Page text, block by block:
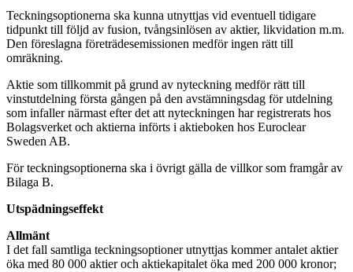
Teckningsoptionerna ska kunna utnyttjas vid eventuell tidigare
tidpunkt till följd av fusion, tvångsinlösen av aktier, likvidation m.m.
Den föreslagna företrädesemissionen medför ingen rätt till
omräkning.
Aktie som tillkommit på grund av nyteckning medför rätt till
vinstutdelning första gången på den avstämningsdag för utdelning
som infaller närmast efter det att nyteckningen har registrerats hos
Bolagsverket och aktierna införts i aktieboken hos Euroclear
Sweden AB.
För teckningsoptionerna ska i övrigt gälla de villkor som framgår av
Bilaga B.
Utspädningseffekt
Allmänt
I det fall samtliga teckningsoptioner utnyttjas kommer antalet aktier
öka med 80 000 aktier och aktiekapitalet öka med 200 000 kronor;